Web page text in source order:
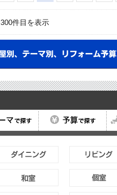
300件目を表示